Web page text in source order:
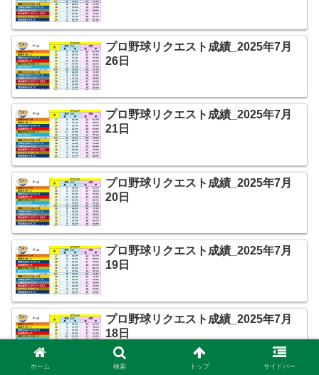
プロ野球リクエスト成績_2025年7月
26日
プロ野球リクエスト成績_2025年7月
21日
プロ野球リクエスト成績_2025年7月
20日
プロ野球リクエスト成績_2025年7月
19日
プロ野球リクエスト成績_2025年7月
18日
ホーム 検索 トップ サイドバー